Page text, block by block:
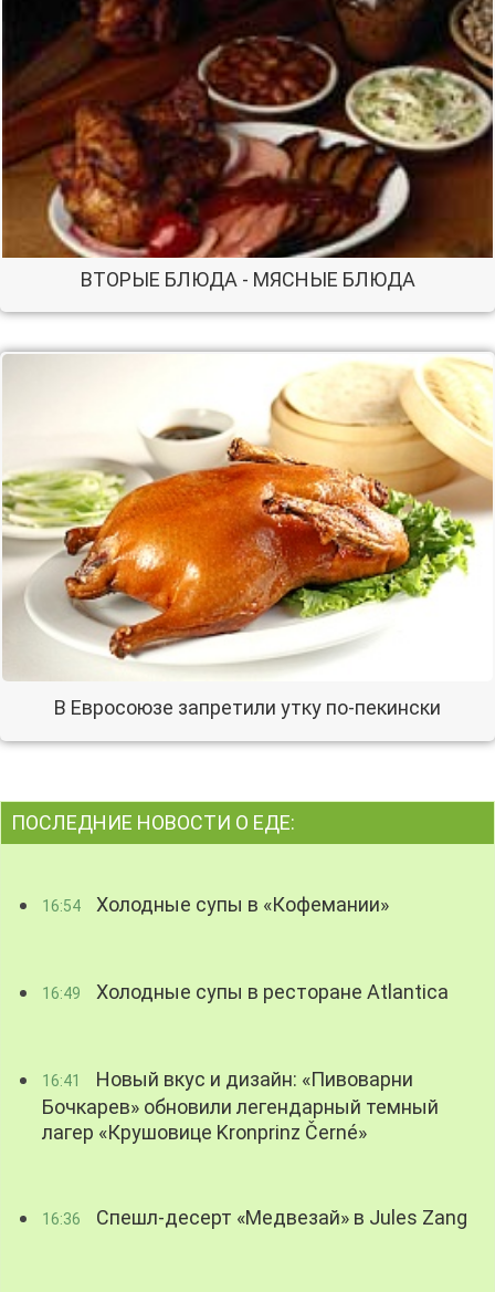
ВТОРЫЕ БЛЮДА - МЯСНЫЕ БЛЮДА
В Евросоюзе запретили утку по-пекински
ПОСЛЕДНИЕ НОВОСТИ О ЕДЕ:
16:54 Холодные супы в «Кофемании»
16:49 Холодные супы в ресторане Atlantica
16:41
Новый вкус и дизайн: «Пивоварни
Бочкарев» обновили легендарный темный
лагер «Крушовице Kronprinz Černé»
16:36 Спешл-десерт «Медвезай» в Jules Zang